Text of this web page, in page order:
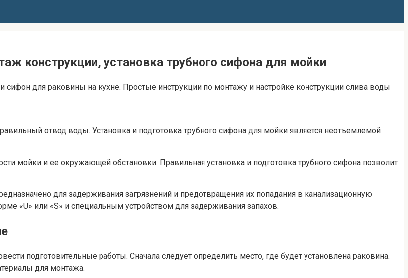
конструкции, установка трубного сифона для мойки
сифон для раковины на кухне. Простые инструкции по монтажу и настройке конструкции слива воды
отвод воды. Установка и подготовка трубного сифона для мойки является неотъемлемой
мойки и ее окружающей обстановки. Правильная установка и подготовка трубного сифона позволит
для задерживания загрязнений и предотвращения их попадания в канализационную
«U» или «S» и специальным устройством для задерживания запахов.
подготовительные работы. Сначала следует определить место, где будет установлена раковина.
для монтажа.